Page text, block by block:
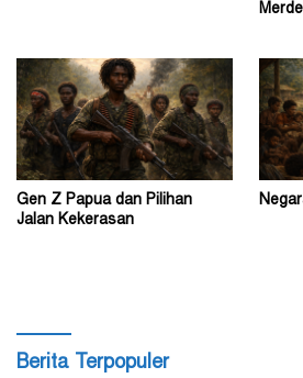
Gen Z Papua dan Pilihan
Jalan Kekerasan
Berita Terpopuler